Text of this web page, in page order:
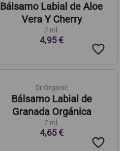
Bálsamo Labial de Aloe
Vera Y Cherry
7 ml.
4,95 €
favorite_border
Dr Organic
Bálsamo Labial de
Granada Orgánica
7 ml.
4,65 €
favorite_border